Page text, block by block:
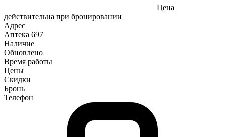
Цена
действительна при бронировании
Адрес
Аптека 697
Наличие
Обновлено
Время работы
Цены
Скидки
Бронь
Телефон